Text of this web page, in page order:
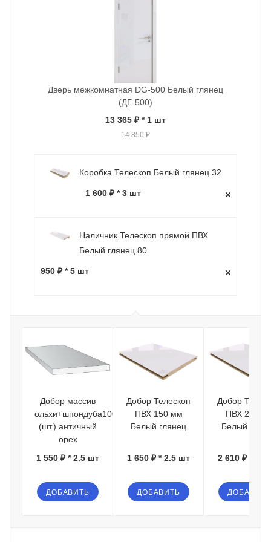
Дверь межкомнатная DG-500 Белый глянец
(ДГ-500)
13 365 ₽ * 1 шт
14 850 ₽
Коробка Телескоп Белый глянец 32
1 600 ₽ * 3 шт
Наличник Телескоп прямой ПВХ
Белый глянец 80
950 ₽ * 5 шт
Добор массив
ольхи+шпондуба100*15*2080
(шт.) античный
орех
1 550 ₽ * 2.5 шт
ДОБАВИТЬ
Добор Телескоп
ПВХ 150 мм
Белый глянец
1 650 ₽ * 2.5 шт
ДОБАВИТЬ
Добор
ПВХ 200
Белый
2 610 ₽ * 2.5
ДОБАВИТЬ